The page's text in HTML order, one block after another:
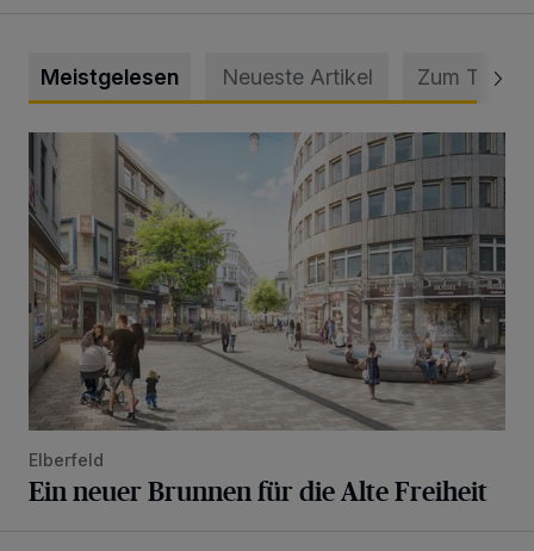
Meistgelesen Neueste Artikel Zum Thema
Ein neuer Brunnen für die Alte Freiheit
Elberfeld
Ein neuer Brunnen für die Alte Freiheit